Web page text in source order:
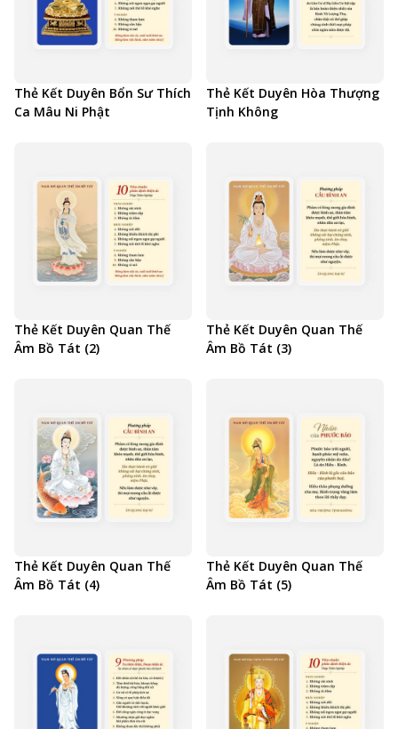
Thẻ Kết Duyên Bổn Sư Thích
Ca Mâu Ni Phật
Thẻ Kết Duyên Hòa Thượng
Tịnh Không
Thẻ Kết Duyên Quan Thế
Âm Bồ Tát (2)
Thẻ Kết Duyên Quan Thế
Âm Bồ Tát (3)
Thẻ Kết Duyên Quan Thế
Âm Bồ Tát (4)
Thẻ Kết Duyên Quan Thế
Âm Bồ Tát (5)